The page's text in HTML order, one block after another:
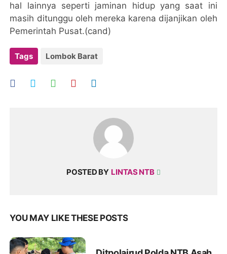
hal lainnya seperti jaminan hidup yang saat ini
masih ditunggu oleh mereka karena dijanjikan oleh
Pemerintah Pusat.(cand)
Tags Lombok Barat
POSTED BY LINTAS NTB
YOU MAY LIKE THESE POSTS